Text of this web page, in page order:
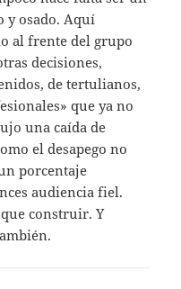
y osado. Aquí
al frente del grupo
decisiones,
de tertulianos,
que ya no
una caída de
el desapego no
porcentaje
audiencia fiel.
construir. Y